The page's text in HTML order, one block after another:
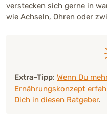
verstecken sich gerne in
wie Achseln, Ohren oder
Extra-Tipp: Wenn Du
Ernährungskonzept
Dich in diesen Ratgeber.